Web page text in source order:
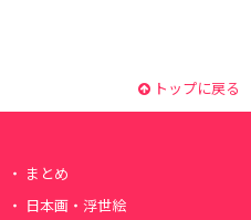
トップに戻る
まとめ
日本画・浮世絵